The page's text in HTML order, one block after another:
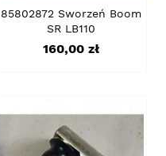
85802872 Sworzeń Boom
SR LB110
Cena
160,00 zł